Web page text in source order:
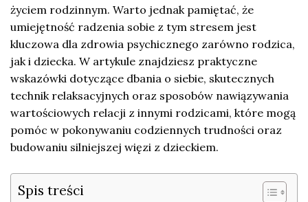
życiem rodzinnym. Warto jednak pamiętać, że
umiejętność radzenia sobie z tym stresem jest
kluczowa dla zdrowia psychicznego zarówno rodzica,
jak i dziecka. W artykule znajdziesz praktyczne
wskazówki dotyczące dbania o siebie, skutecznych
technik relaksacyjnych oraz sposobów nawiązywania
wartościowych relacji z innymi rodzicami, które mogą
pomóc w pokonywaniu codziennych trudności oraz
budowaniu silniejszej więzi z dzieckiem.
Spis treści